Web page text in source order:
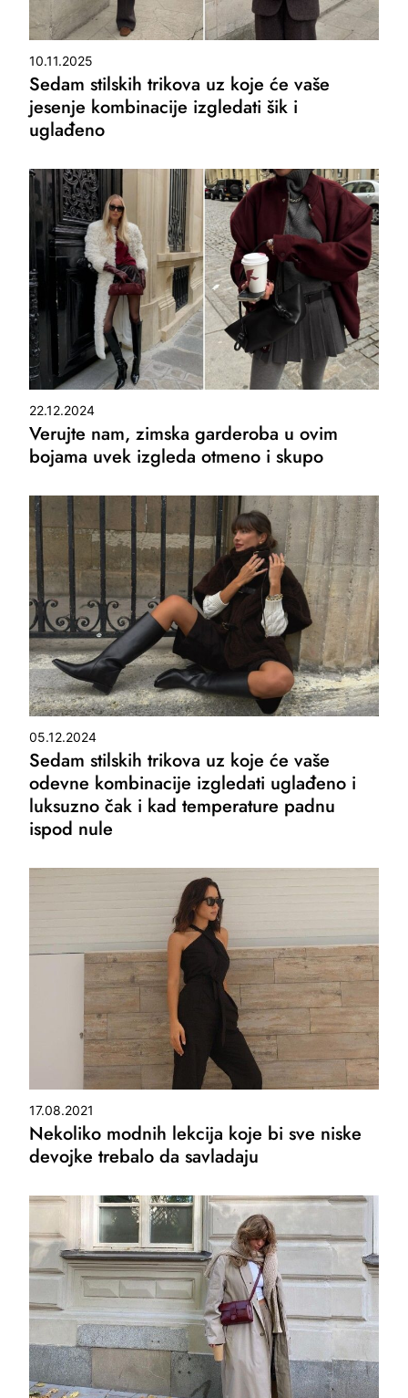
10.11.2025
Sedam stilskih trikova uz koje će vaše
jesenje kombinacije izgledati šik i
uglađeno
22.12.2024
Verujte nam, zimska garderoba u ovim
bojama uvek izgleda otmeno i skupo
05.12.2024
Sedam stilskih trikova uz koje će vaše
odevne kombinacije izgledati uglađeno i
luksuzno čak i kad temperature padnu
ispod nule
17.08.2021
Nekoliko modnih lekcija koje bi sve niske
devojke trebalo da savladaju